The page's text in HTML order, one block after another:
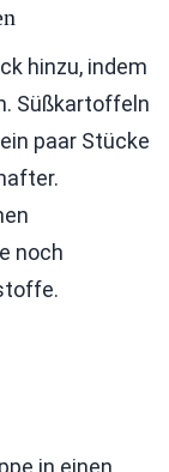
hinzu, indem
Süßkartoffeln
paar Stücke
noch
in einen